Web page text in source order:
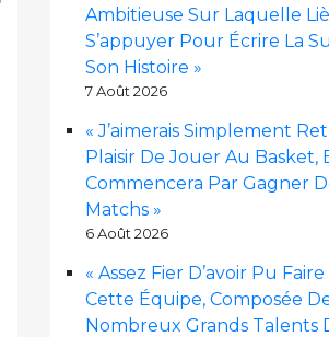
Ambitieuse Sur Laquelle
S’appuyer Pour Écrire La
Son Histoire »
7 Août 2026
« J’aimerais Simplement
Plaisir De Jouer Au Basket,
Commencera Par Gagner
Matchs »
6 Août 2026
« Assez Fier D’avoir Pu
Cette Équipe, Composée
Nombreux Grands Talents